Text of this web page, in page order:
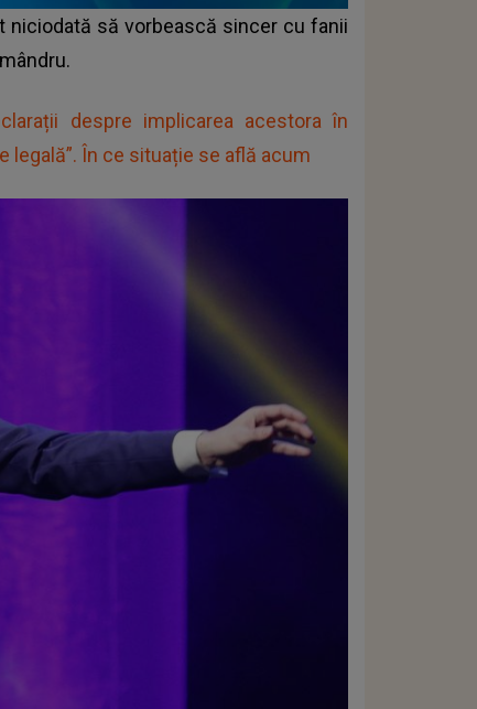
niciodată să vorbească sincer cu fanii
despre implicarea acestora în
legală”. În ce situație se află acum